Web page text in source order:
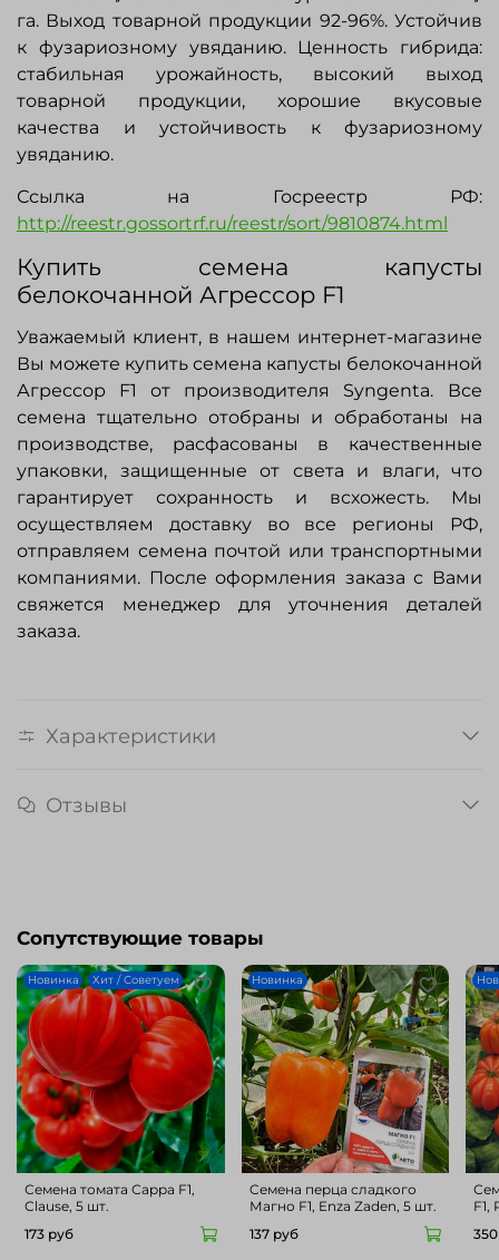
га. Выход товарной продукции 92-96%. Устойчив
к фузариозному увяданию. Ценность гибрида:
стабильная урожайность, высокий выход
товарной продукции, хорошие вкусовые
качества и устойчивость к фузариозному
увяданию.
Ссылка на Госреестр РФ:
http://reestr.gossortrf.ru/reestr/sort/9810874.html
Купить семена капусты
белокочанной Агрессор F1
Уважаемый клиент, в нашем интернет-магазине
Вы можете купить семена капусты белокочанной
Агрессор F1 от производителя Syngenta. Все
семена тщательно отобраны и обработаны на
производстве, расфасованы в качественные
упаковки, защищенные от света и влаги, что
гарантирует сохранность и всхожесть. Мы
осуществляем доставку во все регионы РФ,
отправляем семена почтой или транспортными
компаниями. После оформления заказа с Вами
свяжется менеджер для уточнения деталей
заказа.
Характеристики
Отзывы
Сопутствующие товары
Новинка Хит / Советуем
Семена томата Сарра F1,
Сlause, 5 шт.
173 руб
Новинка
Cемена перца сладкого
Магно F1, Enza Zaden, 5 шт.
137 руб
F1,